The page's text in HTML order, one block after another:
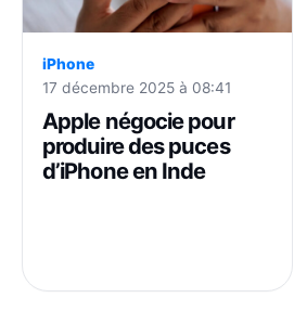
iPhone
17 décembre 2025 à 08:41
Apple négocie pour
produire des puces
d’iPhone en Inde